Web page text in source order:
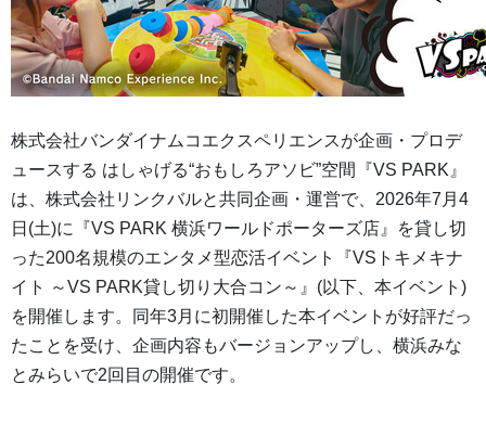
株式会社バンダイナムコエクスペリエンスが企画・プロデ
ュースする はしゃげる“おもしろアソビ”空間『VS PARK』
は、株式会社リンクバルと共同企画・運営で、2026年7月4
日(土)に『VS PARK 横浜ワールドポーターズ店』を貸し切
った200名規模のエンタメ型恋活イベント『VSトキメキナ
イト ～VS PARK貸し切り大合コン～』(以下、本イベント)
を開催します。同年3月に初開催した本イベントが好評だっ
たことを受け、企画内容もバージョンアップし、横浜みな
とみらいで2回目の開催です。